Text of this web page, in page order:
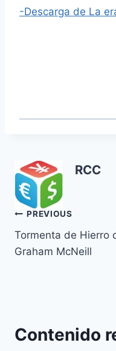
-Descarga de La
RCC
Navegación
de
PREVIOUS
Tormenta de Hierro
Graham McNeill
Contenido